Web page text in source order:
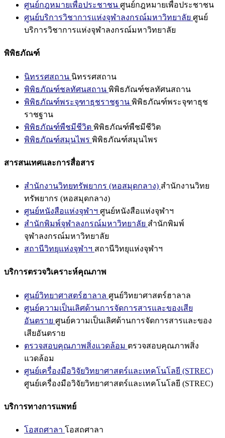
ศูนย์กฎหมายเพื่อประชาชน ศูนย์กฎหมายเพื่อประชาชน
ศูนย์บริการวิชาการแห่งจุฬาลงกรณ์มหาวิทยาลัย ศูนย์
บริการวิชาการแห่งจุฬาลงกรณ์มหาวิทยาลัย
พิพิธภัณฑ์
นิทรรศสถาน นิทรรศสถาน
พิพิธภัณฑ์ชลทัศนสถาน พิพิธภัณฑ์ชลทัศนสถาน
พิพิธภัณฑ์พระจุฑาธุชราชฐาน พิพิธภัณฑ์พระจุฑาธุช
ราชฐาน
พิพิธภัณฑ์พืชมีชีวิต พิพิธภัณฑ์พืชมีชีวิต
พิพิธภัณฑ์สมุนไพร พิพิธภัณฑ์สมุนไพร
สารสนเทศและการสื่อสาร
สำนักงานวิทยทรัพยากร (หอสมุดกลาง) สำนักงานวิทย
ทรัพยากร (หอสมุดกลาง)
ศูนย์หนังสือแห่งจุฬาฯ ศูนย์หนังสือแห่งจุฬาฯ
สำนักพิมพ์จุฬาลงกรณ์มหาวิทยาลัย สำนักพิมพ์
จุฬาลงกรณ์มหาวิทยาลัย
สถานีวิทยุแห่งจุฬาฯ สถานีวิทยุแห่งจุฬาฯ
บริการตรวจวิเคราะห์คุณภาพ
ศูนย์วิทยาศาสตร์ฮาลาล ศูนย์วิทยาศาสตร์ฮาลาล
ศูนย์ความเป็นเลิศด้านการจัดการสารและของเสีย
อันตราย ศูนย์ความเป็นเลิศด้านการจัดการสารและของ
เสียอันตราย
ตรวจสอบคุณภาพสิ่งแวดล้อม ตรวจสอบคุณภาพสิ่ง
แวดล้อม
ศูนย์เครื่องมือวิจัยวิทยาศาสตร์และเทคโนโลยี (STREC)
ศูนย์เครื่องมือวิจัยวิทยาศาสตร์และเทคโนโลยี (STREC)
บริการทางการแพทย์
โอสถศาลา โอสถศาลา